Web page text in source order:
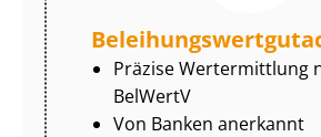
Präzise Wertermittlung
BelWertV
Von Banken anerkannt